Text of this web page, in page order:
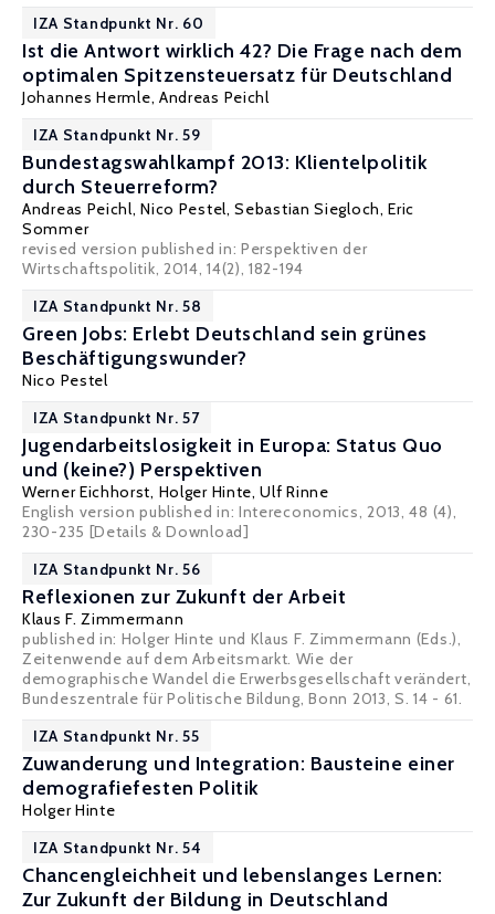
IZA Standpunkt Nr. 60
Ist die Antwort wirklich 42? Die Frage nach dem
optimalen Spitzensteuersatz für Deutschland
Johannes Hermle, Andreas Peichl
IZA Standpunkt Nr. 59
Bundestagswahlkampf 2013: Klientelpolitik
durch Steuerreform?
Andreas Peichl,Nico Pestel,Sebastian Siegloch,Eric
Sommer
revised version published in: Perspektiven der
Wirtschaftspolitik, 2014, 14(2), 182-194
IZA Standpunkt Nr. 58
Green Jobs: Erlebt Deutschland sein grünes
Beschäftigungswunder?
Nico Pestel
IZA Standpunkt Nr. 57
Jugendarbeitslosigkeit in Europa: Status Quo
und (keine?) Perspektiven
Werner Eichhorst, Holger Hinte,Ulf Rinne
English version published in: Intereconomics, 2013, 48 (4),
230-235 [Details & Download]
IZA Standpunkt Nr. 56
Reflexionen zur Zukunft der Arbeit
Klaus F. Zimmermann
published in: Holger Hinte und Klaus F. Zimmermann (Eds.),
Zeitenwende auf dem Arbeitsmarkt. Wie der
demographische Wandel die Erwerbsgesellschaft verändert,
Bundeszentrale für Politische Bildung, Bonn 2013, S. 14 - 61.
IZA Standpunkt Nr. 55
Zuwanderung und Integration: Bausteine einer
demografiefesten Politik
Holger Hinte
IZA Standpunkt Nr. 54
Chancengleichheit und lebenslanges Lernen:
Zur Zukunft der Bildung in Deutschland